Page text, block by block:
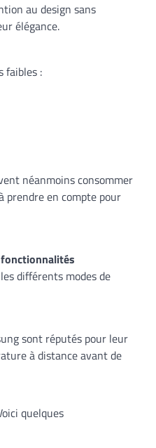
au design sans
élégance.
faibles :
néanmoins consommer
prendre en compte pour
différents modes de
sont réputés pour leur
à distance avant de
quelques